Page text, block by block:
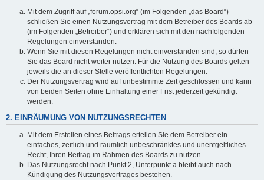
Mit dem Zugriff auf „forum.opsi.org“ (im Folgenden „das Board“)
schließen Sie einen Nutzungsvertrag mit dem Betreiber des Boards ab
(im Folgenden „Betreiber“) und erklären sich mit den nachfolgenden
Regelungen einverstanden.
Wenn Sie mit diesen Regelungen nicht einverstanden sind, so dürfen
Sie das Board nicht weiter nutzen. Für die Nutzung des Boards gelten
jeweils die an dieser Stelle veröffentlichten Regelungen.
Der Nutzungsvertrag wird auf unbestimmte Zeit geschlossen und kann
von beiden Seiten ohne Einhaltung einer Frist jederzeit gekündigt
werden.
2. EINRÄUMUNG VON NUTZUNGSRECHTEN
Mit dem Erstellen eines Beitrags erteilen Sie dem Betreiber ein
einfaches, zeitlich und räumlich unbeschränktes und unentgeltliches
Recht, Ihren Beitrag im Rahmen des Boards zu nutzen.
Das Nutzungsrecht nach Punkt 2, Unterpunkt a bleibt auch nach
Kündigung des Nutzungsvertrages bestehen.